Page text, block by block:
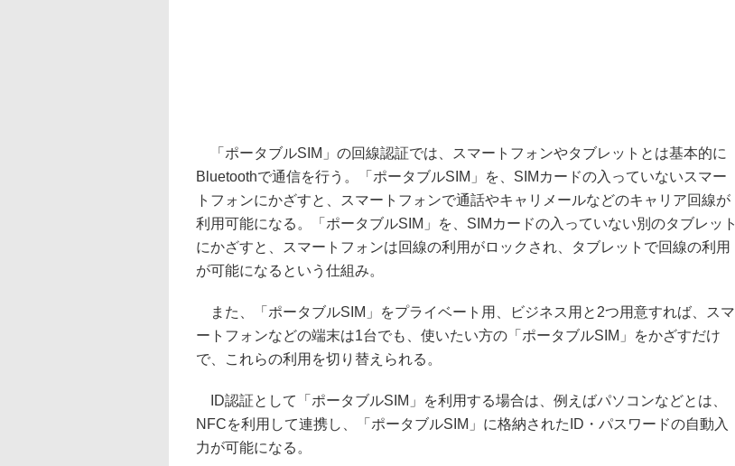
「ポータブルSIM」の回線認証では、スマートフォンやタブレットとは基本的に
Bluetoothで通信を行う。「ポータブルSIM」を、SIMカードの入っていないスマー
トフォンにかざすと、スマートフォンで通話やキャリメールなどのキャリア回線が
利用可能になる。「ポータブルSIM」を、SIMカードの入っていない別のタブレット
にかざすと、スマートフォンは回線の利用がロックされ、タブレットで回線の利用
が可能になるという仕組み。
また、「ポータブルSIM」をプライベート用、ビジネス用と2つ用意すれば、スマ
ートフォンなどの端末は1台でも、使いたい方の「ポータブルSIM」をかざすだけ
で、これらの利用を切り替えられる。
ID認証として「ポータブルSIM」を利用する場合は、例えばパソコンなどとは、
NFCを利用して連携し、「ポータブルSIM」に格納されたID・パスワードの自動入
力が可能になる。